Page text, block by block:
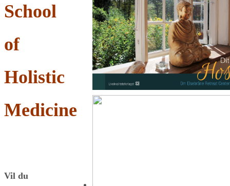
School
of
Holistic
Medicine
Vil du